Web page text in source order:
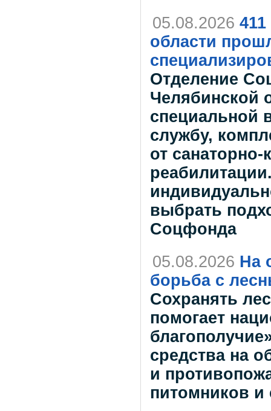
05.08.2026
области
Отделение
Челябинской
специальной
службу,
от
выбрать
Соцфонда
05.08.2026 На
борьба с
Сохранять
помогает
средства на
и
питомников и